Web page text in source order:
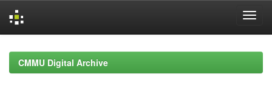
navigationCMMU Digital Archive